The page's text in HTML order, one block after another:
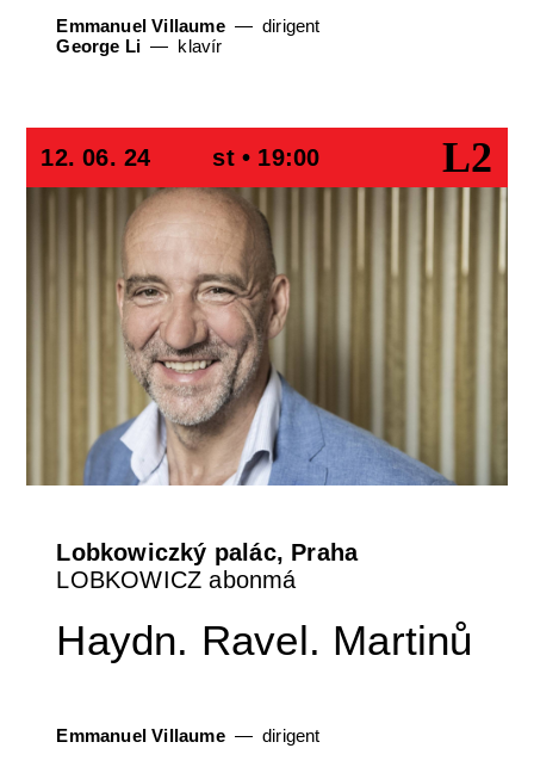
Emmanuel Villaume
dirigent
George Li
klavír
12. 06. 24 st • 19:00 L2
Lobkowiczký palác, Praha
LOBKOWICZ abonmá
Haydn. Ravel. Martinů
Emmanuel Villaume dirigent